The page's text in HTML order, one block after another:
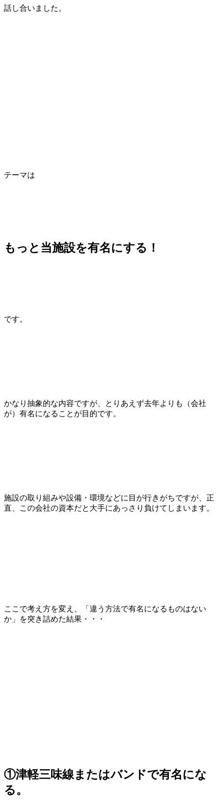
話し合いました。
テーマは
もっと当施設を有名にする！
です。
かなり抽象的な内容ですが、とりあえず去年よりも（会社
が）有名になることが目的です。
施設の取り組みや設備・環境などに目が行きがちですが、正
直、この会社の資本だと大手にあっさり負けてしまいます。
ここで考え方を変え、「違う方法で有名になるものはない
か」を突き詰めた結果・・・
①津軽三味線またはバンドで有名にな
る。